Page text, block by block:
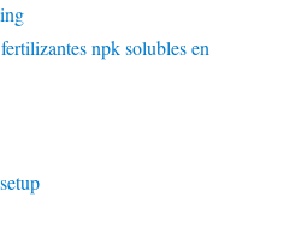
npk solubles en